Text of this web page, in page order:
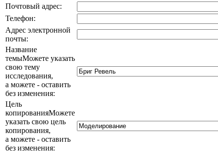
Почтовый адрес:
Телефон:
Адрес электронной
почты:
Название
темыМожете указать
свою тему
исследования,
а можете - оставить
без изменения:
Цель
копированияМожете
указать свою цель
копирования,
а можете - оставить
без изменения: